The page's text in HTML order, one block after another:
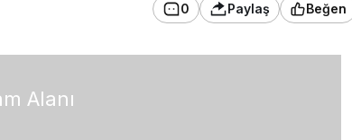
0 Paylaş Beğen
Alanı